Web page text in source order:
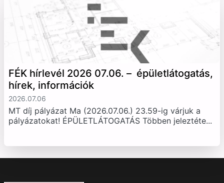
FÉK hírlevél 2026 07.06. – épületlátogatás,
hírek, információk
2026.07.06
MT díj pályázat Ma (2026.07.06.) 23.59-ig várjuk a
pályázatokat! ÉPÜLETLÁTOGATÁS Többen jeleztéte...